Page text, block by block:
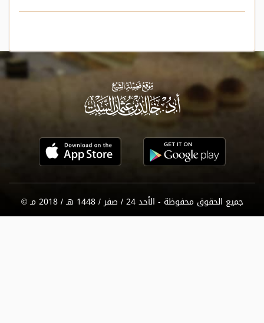
جميع الحقوق محفوظة - الأحد 24 / صفر / 1448 هـ / 2018 مـ ©